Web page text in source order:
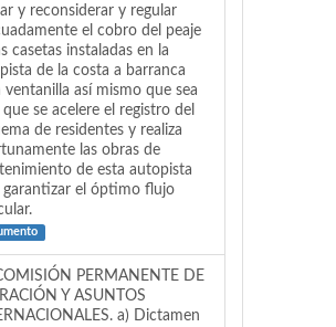
y reconsiderar y regular
el cobro del peaje
casetas instaladas en la
de la costa a barranca
ventanilla así mismo que sea
que se acelere el registro del
de residentes y realiza
las obras de
de esta autopista
garantizar el óptimo flujo
PERMANENTE DE
Y ASUNTOS
a) Dictamen